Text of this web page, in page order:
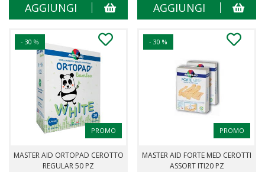
AGGIUNGI AGGIUNGI
- 30 %
PROMO
MASTER AID ORTOPAD CEROTTO
REGULAR 50 PZ
- 30 %
PROMO
MASTER AID FORTE MED CEROTTI
ASSORT ITI20 PZ